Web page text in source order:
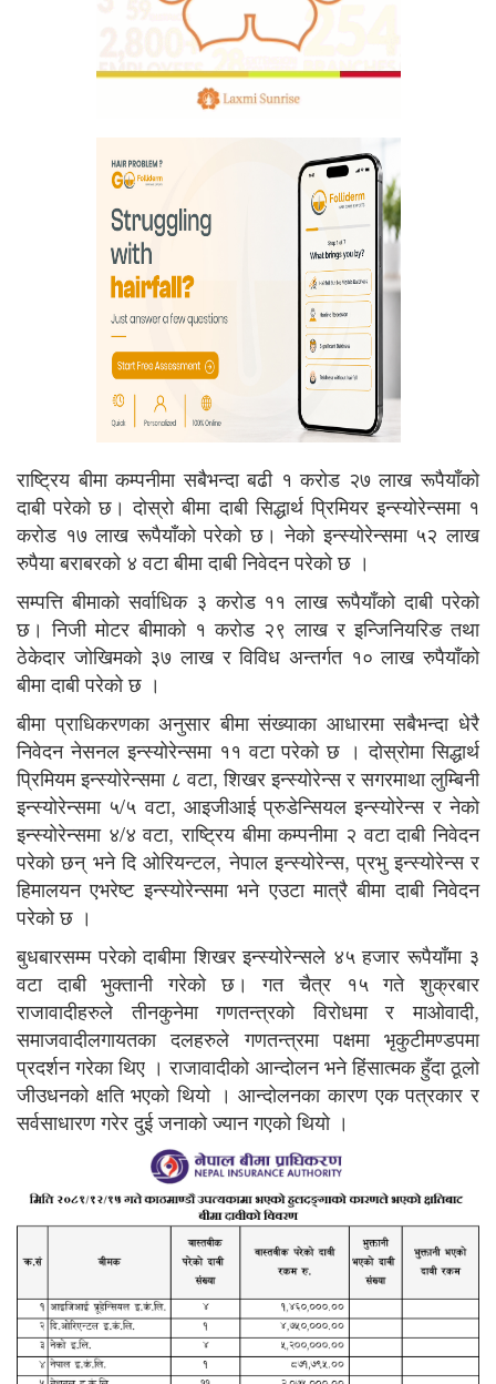
राष्ट्रिय बीमा कम्पनीमा सबैभन्दा बढी १ करोड २७ लाख रूपैयाँको
दाबी परेको छ। दोस्रो बीमा दाबी सिद्धार्थ प्रिमियर इन्स्योरेन्समा १
करोड १७ लाख रूपैयाँको परेको छ। नेको इन्स्योरेन्समा ५२ लाख
रुपैया बराबरको ४ वटा बीमा दाबी निवेदन परेको छ ।
सम्पत्ति बीमाको सर्वाधिक ३ करोड ११ लाख रूपैयाँको दाबी परेको
छ। निजी मोटर बीमाको १ करोड २९ लाख र इन्जिनियरिङ तथा
ठेकेदार जोखिमको ३७ लाख र विविध अन्तर्गत १० लाख रुपैयाँको
बीमा दाबी परेको छ ।
बीमा प्राधिकरणका अनुसार बीमा संख्याका आधारमा सबैभन्दा धेरै
निवेदन नेसनल इन्स्योरेन्समा ११ वटा परेको छ । दोस्रोमा सिद्धार्थ
प्रिमियम इन्स्योरेन्समा ८ वटा, शिखर इन्स्योरेन्स र सगरमाथा लुम्बिनी
इन्स्योरेन्समा ५/५ वटा, आइजीआई प्रुडेन्सियल इन्स्योरेन्स र नेको
इन्स्योरेन्समा ४/४ वटा, राष्ट्रिय बीमा कम्पनीमा २ वटा दाबी निवेदन
परेको छन् भने दि ओरियन्टल, नेपाल इन्स्योरेन्स, प्रभु इन्स्योरेन्स र
हिमालयन एभरेष्ट इन्स्योरेन्समा भने एउटा मात्रै बीमा दाबी निवेदन
परेको छ ।
बुधबारसम्म परेको दाबीमा शिखर इन्स्योरेन्सले ४५ हजार रूपैयाँमा ३
वटा दाबी भुक्तानी गरेको छ। गत चैत्र १५ गते शुक्रबार
राजावादीहरुले तीनकुनेमा गणतन्त्रको विरोधमा र माओवादी,
समाजवादीलगायतका दलहरुले गणतन्त्रमा पक्षमा भृकुटीमण्डपमा
प्रदर्शन गरेका थिए । राजावादीको आन्दोलन भने हिंसात्मक हुँदा ठूलो
जीउधनको क्षति भएको थियो । आन्दोलनका कारण एक पत्रकार र
सर्वसाधारण गरेर दुई जनाको ज्यान गएको थियो ।